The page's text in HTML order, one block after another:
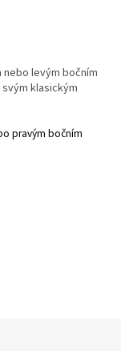
nebo levým bočním
svým klasickým
pravým bočním